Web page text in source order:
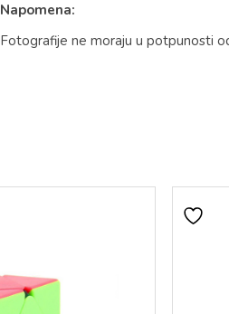
Napomena:
Fotografije ne moraju u potpunosti